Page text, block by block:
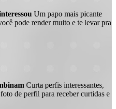
Um papo mais picante
pode render muito e te levar pra
Curta perfis interessantes,
de perfil para receber curtidas e